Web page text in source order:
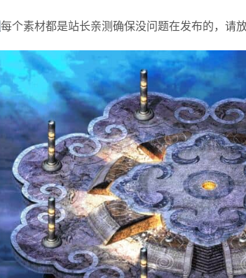
每个素材都是站长亲测确保没问题在发布的，请